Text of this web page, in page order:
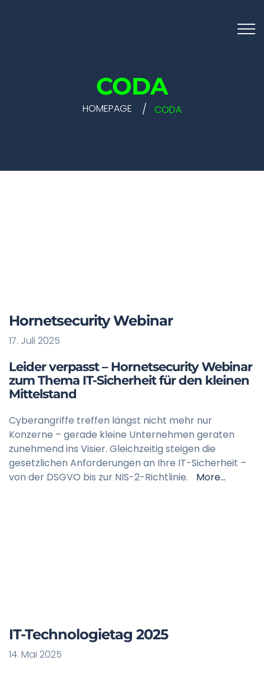
CODA
HOMEPAGE CODA
Hornetsecurity Webinar
17. Juli 2025
Leider verpasst – Hornetsecurity Webinar
zum Thema IT-Sicherheit für den kleinen
Mittelstand
Cyberangriffe treffen längst nicht mehr nur
Konzerne – gerade kleine Unternehmen geraten
zunehmend ins Visier. Gleichzeitig steigen die
gesetzlichen Anforderungen an Ihre IT-Sicherheit –
von der DSGVO bis zur NIS-2-Richtlinie.
More…
IT-Technologietag 2025
14. Mai 2025